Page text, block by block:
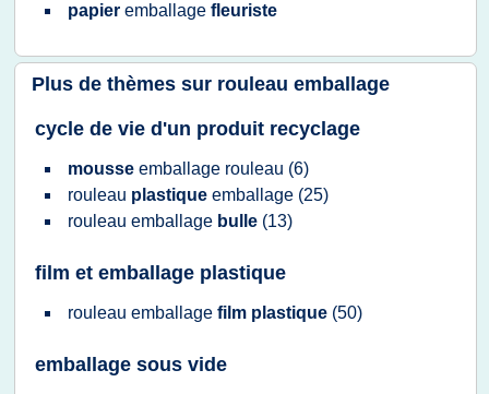
papier emballage fleuriste
Plus de thèmes sur rouleau emballage
cycle de vie d'un produit recyclage
mousse emballage rouleau (6)
rouleau plastique emballage (25)
rouleau emballage bulle (13)
film et emballage plastique
rouleau emballage film plastique (50)
emballage sous vide